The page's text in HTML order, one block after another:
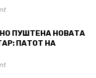
ПУШТЕНА НОВАТА
ПАТОТ НА